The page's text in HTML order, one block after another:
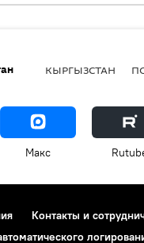
КЫРГЫЗСТАН
Макс
Контакты и